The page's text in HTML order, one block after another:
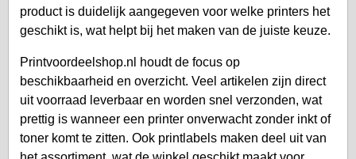
product is duidelijk aangegeven voor welke printers het
geschikt is, wat helpt bij het maken van de juiste keuze.
Printvoordeelshop.nl houdt de focus op
beschikbaarheid en overzicht. Veel artikelen zijn direct
uit voorraad leverbaar en worden snel verzonden, wat
prettig is wanneer een printer onverwacht zonder inkt of
toner komt te zitten. Ook printlabels maken deel uit van